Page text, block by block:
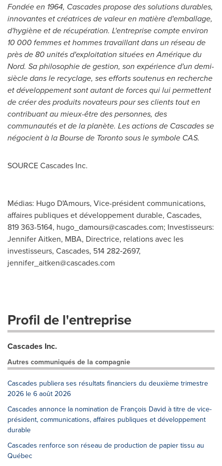
Fondée en 1964, Cascades propose des solutions durables,
innovantes et créatrices de valeur en matière d'emballage,
d'hygiène et de récupération. L'entreprise compte environ
10 000 femmes et hommes travaillant dans un réseau de
près de 80 unités d'exploitation situées en Amérique du
Nord. Sa philosophie de gestion, son expérience d'un demi-
siècle dans le recyclage, ses efforts soutenus en recherche
et développement sont autant de forces qui lui permettent
de créer des produits novateurs pour ses clients tout en
contribuant au mieux-être des personnes, des
communautés et de la planète. Les actions de Cascades se
négocient à la Bourse de Torontosous le symbole CAS.
SOURCE Cascades Inc.
Médias: Hugo D'Amours, Vice-président communications,
affaires publiques et développement durable, Cascades,
819 363-5164, hugo_damours@cascades.com; Investisseurs:
Jennifer Aitken, MBA, Directrice, relations avec les
investisseurs, Cascades, 514 282‑2697,
jennifer_aitken@cascades.com
Profil de l'entreprise
Cascades Inc.
Autres communiqués de la compagnie
Cascades publiera ses résultats financiers du deuxième trimestre
2026 le 6 août 2026
Cascades annonce la nomination de François David à titre de vice-
président, communications, affaires publiques et développement
durable
Cascades renforce son réseau de production de papier tissu au
Québec